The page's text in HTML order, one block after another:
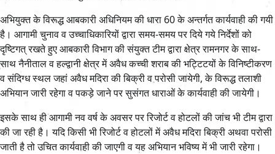
अभियुक्त के विरूद्ध आबकारी अधिनियम की धारा 60 के अन्तर्गत कार्यवाही की गयी
है। आगामी चुनाव व उच्चाधिकारियों द्वारा समय-समय पर दिये गये निर्देशों को
दृष्टिगत् रखते हुए आबकारी विभाग की संयुक्त टीम द्वारा क्षेत्र रामनगर के साथ-
साथ नैनीताल व हल्द्वानी क्षेत्र में अवैध कच्ची शराब की भट्टिटयों के विनिष्टीकरण
व संदिग्ध स्थल जहां अवैध मदिरा की बिक्री व परोसी जायेगी, के विरूद्ध तलाशी
अभियान जारी रहेगा व पकड़े जाने पर सुसंगत धाराओं के कार्यवाही की जायेगी।
इसके साथ ही आगामी नव वर्ष के अवसर पर रिजोर्ट व होटलों की जांच भी टीम द्वारा
की जा रही है। यदि किसी भी रिजोर्ट व होटलों में अवैध मदिरा बिक्री अथवा परोसी
जाती है तो उचित कार्यवाही की जाएगी व यह अभियान भविष्य में भी जारी रहेगा।